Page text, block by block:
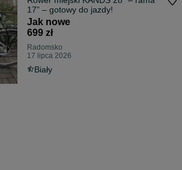
17” – gotowy do jazdy!
Jak nowe
699 zł
Radomsko
17 lipca 2026
Biały